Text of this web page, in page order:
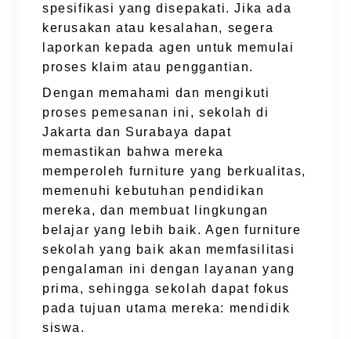
spesifikasi yang disepakati. Jika ada
kerusakan atau kesalahan, segera
laporkan kepada agen untuk memulai
proses klaim atau penggantian.
Dengan memahami dan mengikuti
proses pemesanan ini, sekolah di
Jakarta dan Surabaya dapat
memastikan bahwa mereka
memperoleh furniture yang berkualitas,
memenuhi kebutuhan pendidikan
mereka, dan membuat lingkungan
belajar yang lebih baik. Agen furniture
sekolah yang baik akan memfasilitasi
pengalaman ini dengan layanan yang
prima, sehingga sekolah dapat fokus
pada tujuan utama mereka: mendidik
siswa.